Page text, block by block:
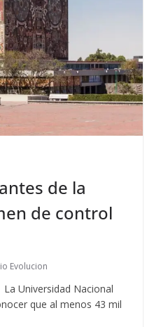
de la
de control
Evolucion
Universidad Nacional
que al menos 43 mil